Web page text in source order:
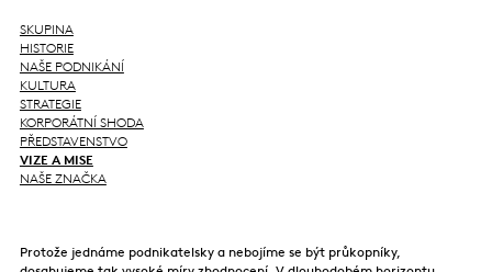
SKUPINA
HISTORIE
NAŠE PODNIKÁNÍ
KULTURA
STRATEGIE
KORPORÁTNÍ SHODA
PŘEDSTAVENSTVO
VIZE A MISE
NAŠE ZNAČKA
Protože jednáme podnikatelsky a nebojíme se být průkopníky,